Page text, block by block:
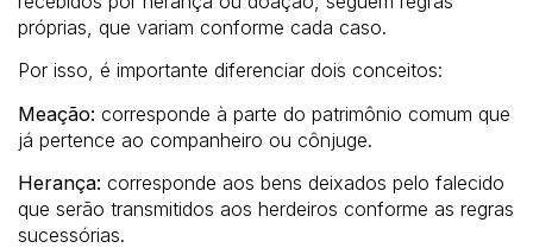
próprias, que variam conforme cada caso.
Por isso, é importante diferenciar dois conceitos:
Meação: corresponde à parte do patrimônio comum que
já pertence ao companheiro ou cônjuge.
Herança: corresponde aos bens deixados pelo falecido
que serão transmitidos aos herdeiros conforme as regras
sucessórias.